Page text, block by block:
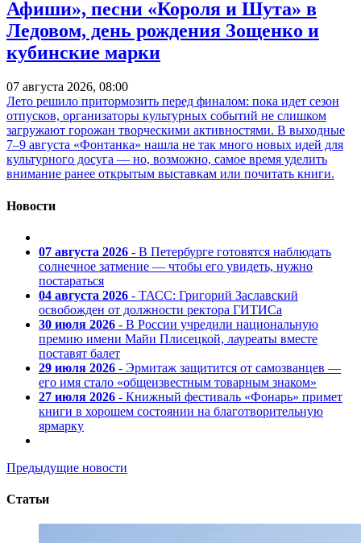
Афиши», песни «Короля и Шута» в
Ледовом, день рождения Зощенко и
кубинские марки
07 августа 2026, 08:00
Лето решило притормозить перед финалом: пока идет сезон
отпусков, организаторы культурных событий не слишком
загружают горожан творческими активностями. В выходные
7–9 августа «Фонтанка» нашла не так много новых идей для
культурного досуга — но, возможно, самое время уделить
внимание ранее открытым выставкам или почитать книги.
Новости
07 августа 2026 - В Петербурге готовятся наблюдать
солнечное затмение — чтобы его увидеть, нужно
постараться
04 августа 2026 - ТАСС: Григорий Заславский
освобожден от должности ректора ГИТИСа
30 июля 2026 - В России учредили национальную
премию имени Майи Плисецкой, лауреаты вместе
поставят балет
29 июля 2026 - Эрмитаж защитится от самозванцев —
его имя стало «общеизвестным товарным знаком»
27 июля 2026 - Книжный фестиваль «Фонарь» примет
книги в хорошем состоянии на благотворительную
ярмарку
Предыдущие новости
Статьи